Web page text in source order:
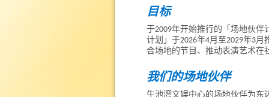
目标
于2009年开始推行的「场地伙
计划」于2026年4月至2029年3
合场地的节目、推动表演艺术在
我们的场地伙伴
牛池湾文娱中心的场地伙伴为东